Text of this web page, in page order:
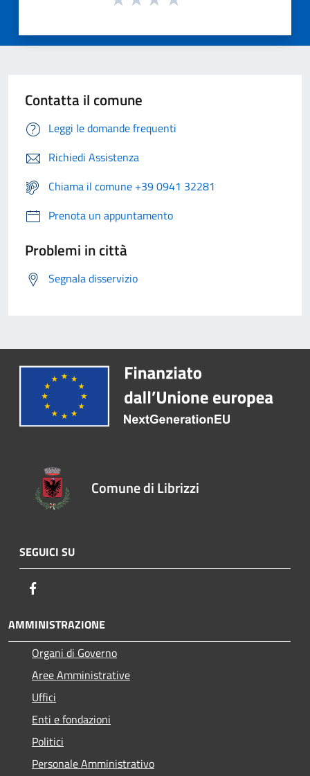
Contatta il comune
Leggi le domande frequenti
Richiedi Assistenza
Chiama il comune +39 0941 32281
Prenota un appuntamento
Problemi in città
Segnala disservizio
Comune di Librizzi
SEGUICI SU
AMMINISTRAZIONE
Organi di Governo
Aree Amministrative
Uffici
Enti e fondazioni
Politici
Personale Amministrativo